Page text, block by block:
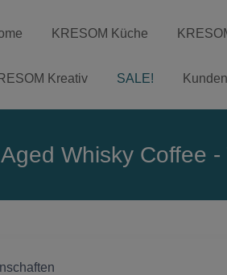
KRESOM Küche
Kreativ SALE!
Whisky Coffee